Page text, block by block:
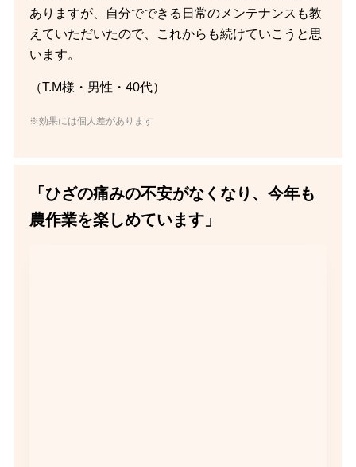
ありますが、自分でできる日常のメンテナンスも教
えていただいたので、これからも続けていこうと思
います。
（T.M様・男性・40代）
※効果には個人差があります
「ひざの痛みの不安がなくなり、今年も
農作業を楽しめています」